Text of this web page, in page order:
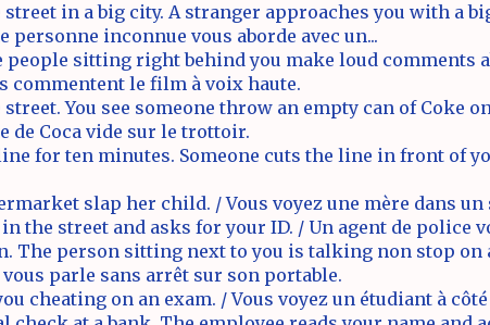
in a big city. A stranger approaches you with a
personne inconnue vous aborde avec un...
people sitting right behind you make loud comments
commentent le film à voix haute.
You see someone throw an empty can of Coke
de Coca vide sur le trottoir.
for ten minutes. Someone cuts the line in front of
slap her child. / Vous voyez une mère dans
the street and asks for your ID. / Un agent de police
The person sitting next to you is talking non stop on
parle sans arrêt sur son portable.
cheating on an exam. / Vous voyez un étudiant à